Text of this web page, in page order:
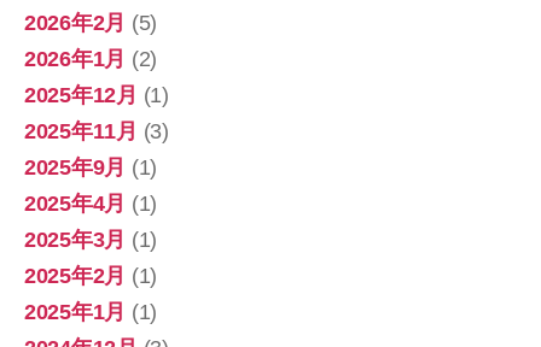
2026年2月 (5)
2026年1月 (2)
2025年12月 (1)
2025年11月 (3)
2025年9月 (1)
2025年4月 (1)
2025年3月 (1)
2025年2月 (1)
2025年1月 (1)